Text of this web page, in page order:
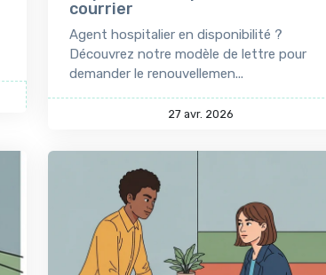
courrier
Agent hospitalier en disponibilité ?
Découvrez notre modèle de lettre pour
demander le renouvellemen...
27 avr. 2026